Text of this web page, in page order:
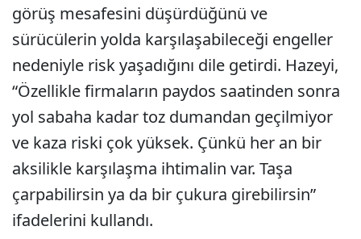
görüş mesafesini düşürdüğünü ve
sürücülerin yolda karşılaşabileceği engeller
nedeniyle risk yaşadığını dile getirdi. Hazeyi,
“Özellikle firmaların paydos saatinden sonra
yol sabaha kadar toz dumandan geçilmiyor
ve kaza riski çok yüksek. Çünkü her an bir
aksilikle karşılaşma ihtimalin var. Taşa
çarpabilirsin ya da bir çukura girebilirsin”
ifadelerini kullandı.